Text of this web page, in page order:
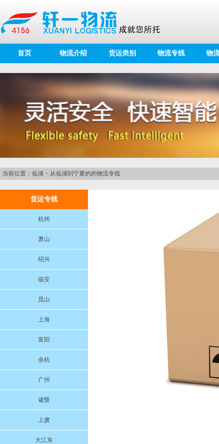
首页 物流介绍 货运类别 物流专线 物
当前位置： 临浦 > 从临浦到宁夏的的物流专线
货运专线
杭州
萧山
绍兴
临安
昆山
上海
富阳
余杭
广州
诸暨
上虞
大江东